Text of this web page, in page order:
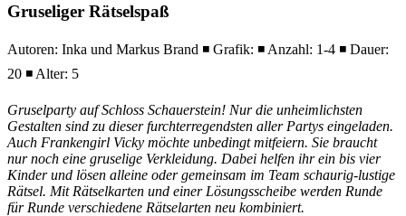
Gruseliger Rätselspaß
Autoren: Inka und Markus Brand ◾ Grafik: ◾ Anzahl: 1-4 ◾ Dauer:
20 ◾ Alter: 5
Gruselparty auf Schloss Schauerstein! Nur die unheimlichsten
Gestalten sind zu dieser furchterregendsten aller Partys eingeladen.
Auch Frankengirl Vicky möchte unbedingt mitfeiern. Sie braucht
nur noch eine gruselige Verkleidung. Dabei helfen ihr ein bis vier
Kinder und lösen alleine oder gemeinsam im Team schaurig-lustige
Rätsel. Mit Rätselkarten und einer Lösungsscheibe werden Runde
für Runde verschiedene Rätselarten neu kombiniert.